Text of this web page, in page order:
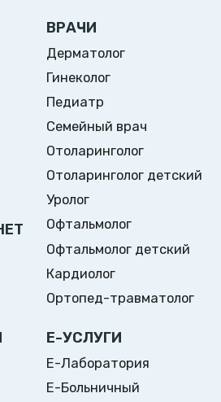
ВРАЧИ
Дерматолог
Гинеколог
Педиатр
Семейный врач
Отоларинголог
Отоларинголог детский
Уролог
Офтальмолог
Офтальмолог детский
Кардиолог
Ортопед-травматолог
Е-УСЛУГИ
Е-Лаборатория
Е-Больничный